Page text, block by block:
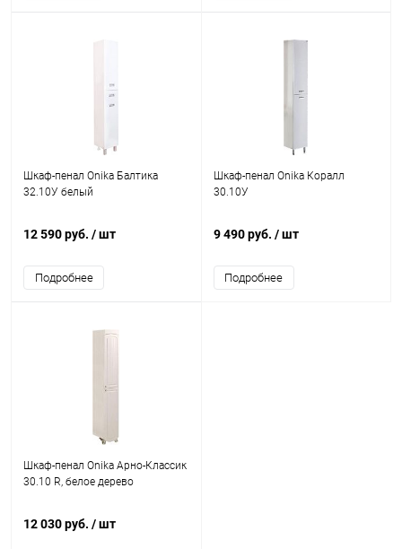
Шкаф-пенал Onika Балтика
32.10У белый
12 590 руб. / шт
Подробнее
Шкаф-пенал Onika Коралл
30.10У
9 490 руб. / шт
Подробнее
Шкаф-пенал Onika Арно-Классик
30.10 R, белое дерево
12 030 руб. / шт